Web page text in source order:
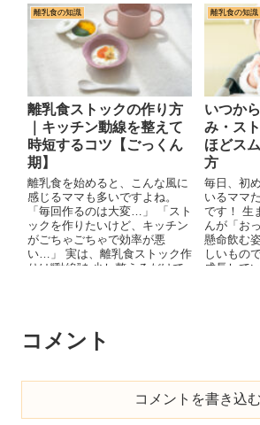
離乳食の知識
離乳食ストックの作り方
｜キッチン動線を整えて
時短するコツ【ごっくん
期】
離乳食を始めると、こんな風に
感じるママも多いですよね。
「毎回作るのは大変…」 「スト
ックを作りたいけど、キッチン
がごちゃごちゃで効率が悪
い…」 実は、離乳食ストック作
りは“動線”を少し整えるだけで
離乳食の知識
いつか
み・ス
ほどス
方
毎日、初
いるママ
です！ 生
んが「お
懸命飲む
しいもの
成長して
コメント
コメントを書き込む